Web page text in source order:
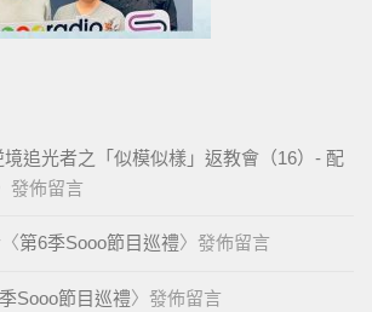
境追光者之「似模似樣」返教會（16）- 配
發佈留言
第6季Sooo節目巡禮〉發佈留言
Sooo節目巡禮〉發佈留言